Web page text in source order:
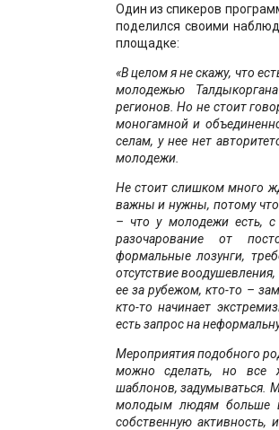
Один из спикеров
поделился своими
площадке:
«В целом я не скажу, что
молодежью
регионов. Но не стоит
моногамной и
селам, у нее нет
молодежи.
Не стоит слишком много
важны и нужны, потому что
– что у молодежи есть, с
разочарование от
формальные лозунги,
отсутствие
ее за рубежом, кто-то –
кто-то начинает
есть запрос на
Мероприятия подобного
можно сделать, но все
шаблонов, задумываться.
молодым людям больше
собственную активность,